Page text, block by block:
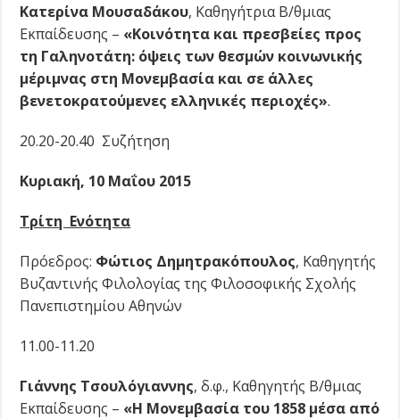
Κατερίνα Μουσαδάκου, Καθηγήτρια Β/θμιας
Εκπαίδευσης – «Κοινότητα και πρεσβείες προς
τη Γαληνοτάτη: όψεις των θεσμών κοινωνικής
μέριμνας στη Μονεμβασία και σε άλλες
βενετοκρατούμενες ελληνικές περιοχές».
20.20-20.40 Συζήτηση
Κυριακή, 10 Μαΐου 2015
Τρίτη Ενότητα
Πρόεδρος: Φώτιος Δημητρακόπουλος, Καθηγητής
Βυζαντινής Φιλολογίας της Φιλοσοφικής Σχολής
Πανεπιστημίου Αθηνών
11.00-11.20
Γιάννης Τσουλόγιαννης, δ.φ., Καθηγητής Β/θμιας
Εκπαίδευσης – «Η Μονεμβασία του 1858 μέσα από